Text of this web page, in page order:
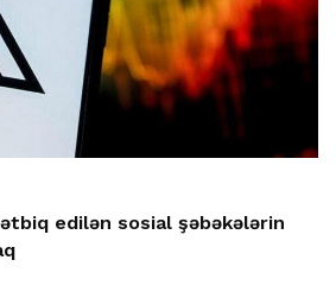
edilən sosial şəbəkələrin